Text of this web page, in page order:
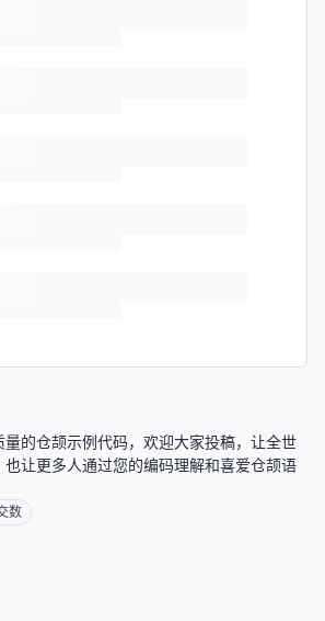
的仓颉示例代码，欢迎大家投稿，让全世
让更多人通过您的编码理解和喜爱仓颉语
数